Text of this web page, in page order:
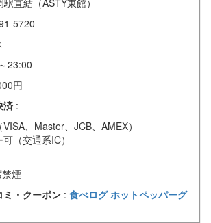
直結（ASTY東館）
5720
23:00
円
済 :
、Master、JCB、AMEX）
（交通系IC）
煙
・クーポン : 食べログホットペッパーグ